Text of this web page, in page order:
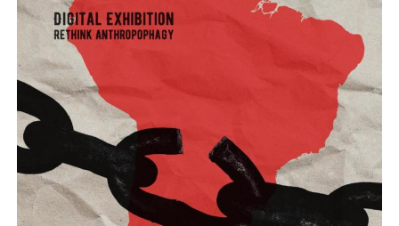
Ministério da Ciência, Tecnologia, Inovações e Comunicações
Ministério do Meio Ambiente
Ministério do Turismo
Ministério do Desenvolvimento Regional
Controladoria-Geral da União